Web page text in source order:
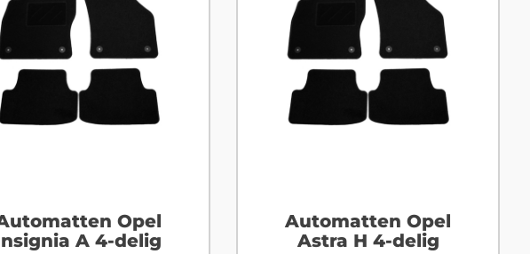
Opel
A 4-delig
Automatten Opel
Astra H 4-delig